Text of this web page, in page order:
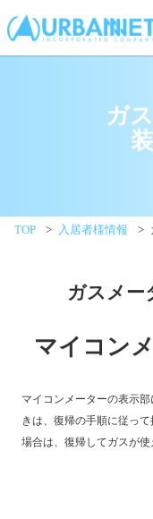
"札幌でお住まいをお
ガ
TOP 入居者様情報
ガスメー
マイコン
マイコンメーターの表示
きは、復帰の手順に従っ
場合は、復帰してガスが使